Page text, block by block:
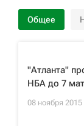
Общее
"Атланта"
НБА до 7
08 ноября 2015